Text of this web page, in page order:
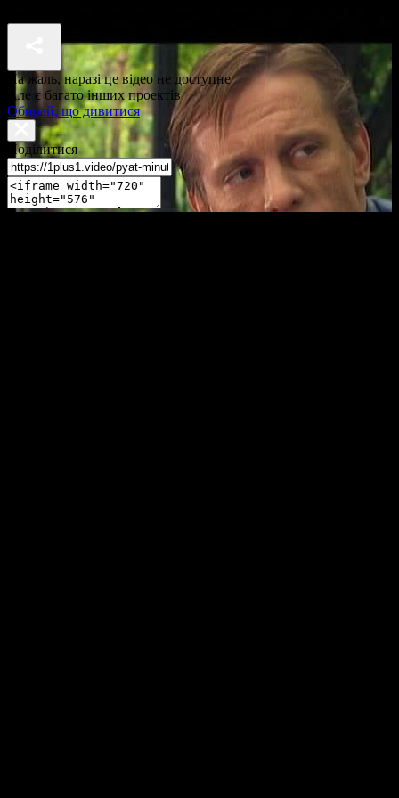
На жаль, наразі це відео не доступне
Але є багато інших проектів
Обирай, що дивитися
Поділитися